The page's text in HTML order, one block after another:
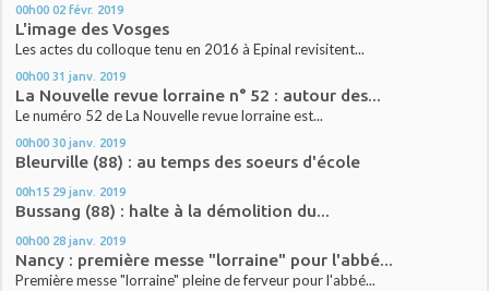
00h00 02 févr. 2019
L'image des Vosges
Les actes du colloque tenu en 2016 à Epinal revisitent...
00h00 31 janv. 2019
La Nouvelle revue lorraine n° 52 : autour des...
Le numéro 52 de La Nouvelle revue lorraine est...
00h00 30 janv. 2019
Bleurville (88) : au temps des soeurs d'école
00h15 29 janv. 2019
Bussang (88) : halte à la démolition du...
00h00 28 janv. 2019
Nancy : première messe "lorraine" pour l'abbé...
Première messe "lorraine" pleine de ferveur pour l'abbé...